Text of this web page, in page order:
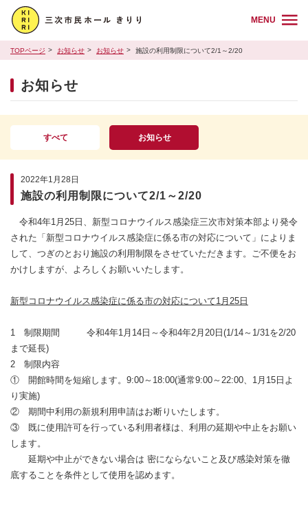
MENU
TOPページ お知らせ お知らせ 施設の利用制限について2/1～2/20
お知らせ
すべて お知らせ
2022年1月28日
施設の利用制限について2/1～2/20
令和4年1月25日、新型コロナウイルス感染症三次市対策本部より発令
された「新型コロナウイルス感染症に係る市の対応について」によりま
して、つぎのとおり施設の利用制限をさせていただきます。ご不便をお
かけしますが、よろしくお願いいたします。
新型コロナウイルス感染症に係る市の対応について1月25日
1 制限期間 令和4年1月14日～令和4年2月20日(1/14～1/31を2/20
まで延長)
2 制限内容
① 開館時間を短縮します。9:00～18:00(通常9:00～22:00、1月15日よ
り実施)
② 期間中利用の新規利用申請はお断りいたします。
③ 既に使用許可を行っている利用者様は、利用の延期や中止をお願い
します。
延期や中止ができない場合は 密にならないこと及び感染対策を徹
底することを条件として使用を認めます。